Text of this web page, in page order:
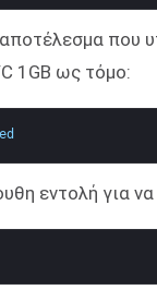
που
1GB ως τόμο:
εντολή για